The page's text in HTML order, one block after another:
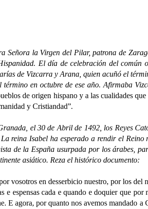
Señora la Virgen del Pilar, patrona de
El día de celebración del común
de Vizcarra y Arana, quien acuñó el
término en octubre de ese año. Afirmaba
de origen hispano y a las cualidades
y Cristiandad”.
el 30 de Abril de 1492, los Reyes
reina Isabel ha esperado a rendir el
de la España usurpada por los árabes,
asiático. Reza el histórico documento:
vosotros en desserbicio nuestro, por los
e espensas cada e quando e doquier que
E agora, por quanto nos avemos mandado